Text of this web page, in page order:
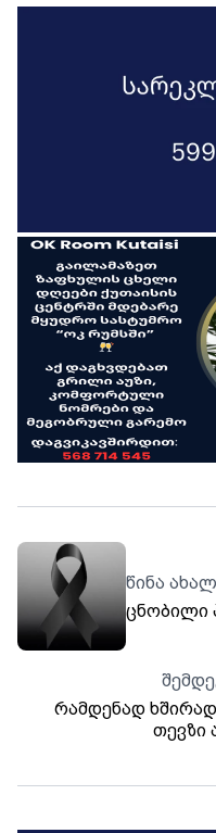
წინა
ცნობილი
რამდენად
თევზი